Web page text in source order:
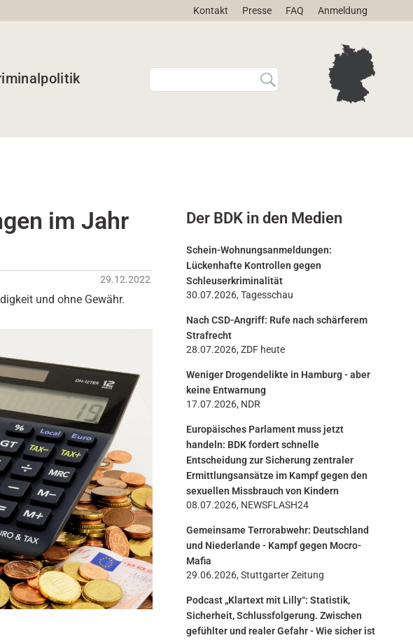
Kontakt Presse FAQ Anmeldung
W
e
c
E
r
e
im Jahr
29.12.2022
und ohne Gewähr.
Der BDK in den Medien
Schein-Wohnungsanmeldungen:
Lückenhafte Kontrollen gegen
Schleuserkriminalität
30.07.2026, Tagesschau
Nach CSD-Angriff: Rufe nach schärferem
Strafrecht
28.07.2026, ZDF heute
Weniger Drogendelikte in Hamburg - aber
keine Entwarnung
17.07.2026, NDR
Europäisches Parlament muss jetzt
handeln: BDK fordert schnelle
Entscheidung zur Sicherung zentraler
Ermittlungsansätze im Kampf gegen den
sexuellen Missbrauch von Kindern
08.07.2026, NEWSFLASH24
Gemeinsame Terrorabwehr: Deutschland
und Niederlande - Kampf gegen Mocro-
Mafia
29.06.2026, Stuttgarter Zeitung
Podcast „Klartext mit Lilly“: Statistik,
Sicherheit, Schlussfolgerung. Zwischen
gefühlter und realer Gefahr - Wie sicher ist